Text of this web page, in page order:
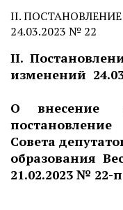
II.
24.03.2023 № 22
II.
изменений
О внесение
Совета
образования
21.02.2023 № 22-п